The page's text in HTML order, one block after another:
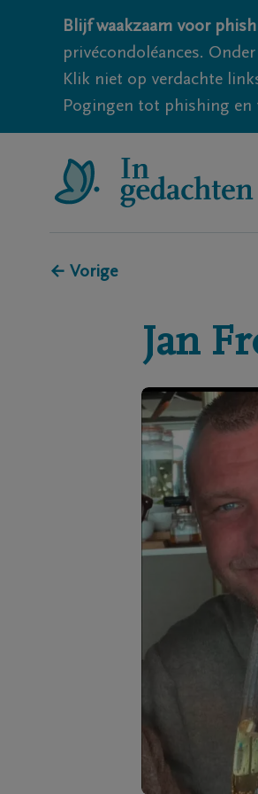
Blijf waakzaam voor
privécondoléances.
Klik niet op verdachte
Pogingen tot phishing en
← Vorige
Jan